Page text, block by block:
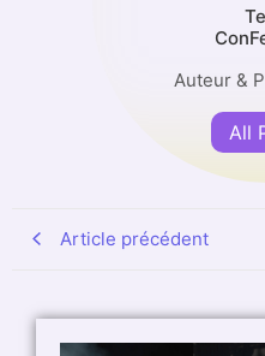
Auteur &
All
Article précédent